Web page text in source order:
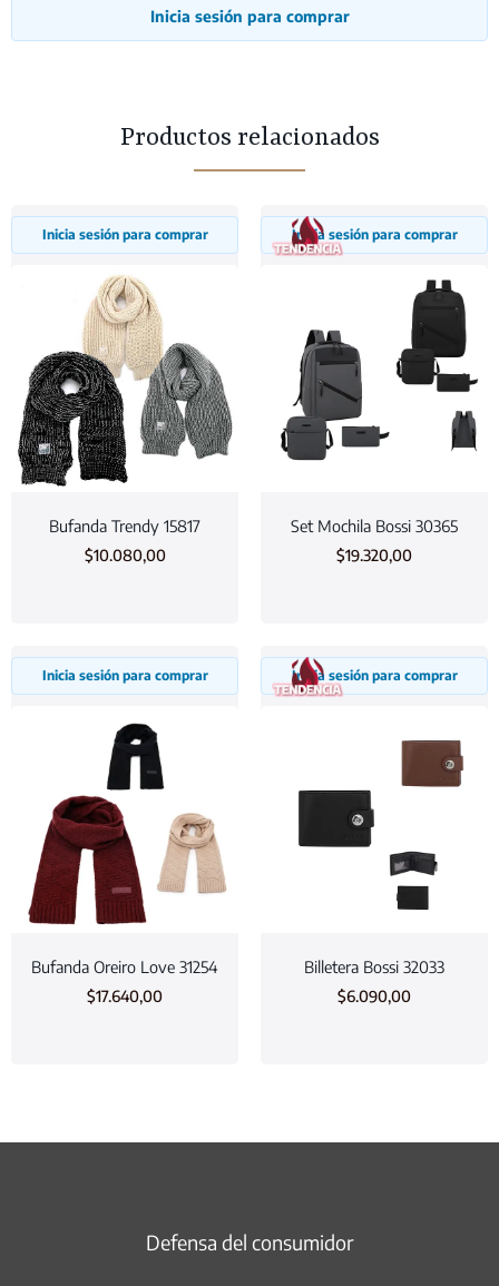
Inicia sesión para comprar
Productos relacionados
Inicia sesión para comprar
Bufanda Trendy 15817
$10.080,00
Inicia sesión para comprar
Set Mochila Bossi 30365
$19.320,00
Inicia sesión para comprar
Bufanda Oreiro Love 31254
$17.640,00
Inicia sesión para comprar
Billetera Bossi 32033
$6.090,00
Defensa del consumidor